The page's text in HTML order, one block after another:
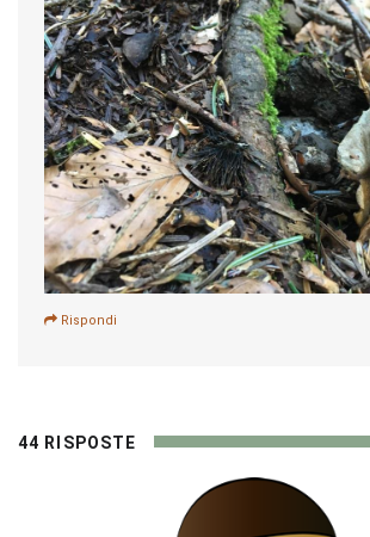
Rispondi
44 RISPOSTE